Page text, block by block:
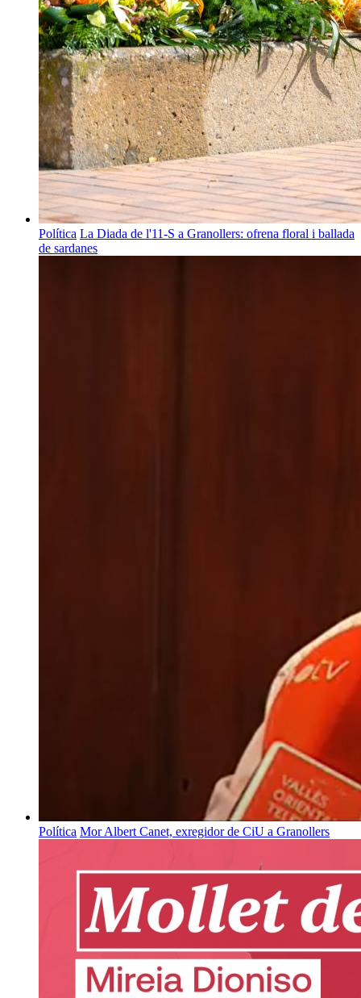
Política La Diada de l'11-S a Granollers: ofrena floral i ballada
de sardanes
Política Mor Albert Canet, exregidor de CiU a Granollers